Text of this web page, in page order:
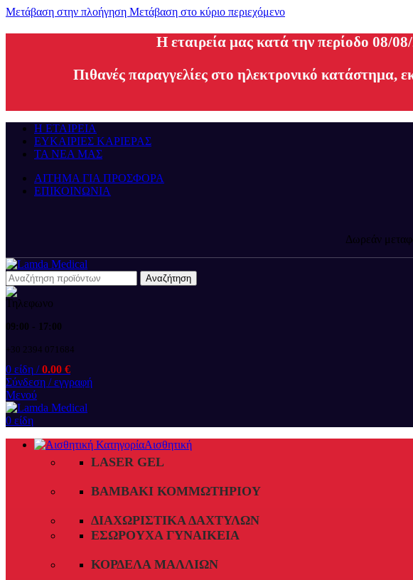
Μετάβαση στην πλοήγηση Μετάβαση στο κύριο περιεχόμενο
H εταιρεία μας κατά την περίοδο 08/
Πιθανές παραγγελίες στο ηλεκτρονικό κατάστημα,
Η ΕΤΑΙΡΕΙΑ
ΕΥΚΑΙΡΙΕΣ ΚΑΡΙΕΡΑΣ
ΤΑ ΝΕΑ ΜΑΣ
ΑΙΤΗΜΑ ΓΙΑ ΠΡΟΣΦΟΡΑ
ΕΠΙΚΟΙΝΩΝΙΑ
Δωρεάν
Αναζήτηση
09:00 - 17:00
+30 2394 071684
0 είδη / 0.00 €
Σύνδεση / εγγραφή
Μενού
0 είδη
Αισθητική
LASER GEL
ΒΑΜΒΆΚΙ ΚΟΜΜΩΤΗΡΊΟΥ
ΔΙΑΧΩΡΙΣΤΙΚΆ ΔΑΧΤΎΛΩΝ
ΕΣΏΡΟΥΧΑ ΓΥΝΑΙΚΕΊΑ
ΚΟΡΔΈΛΑ ΜΑΛΛΙΏΝ